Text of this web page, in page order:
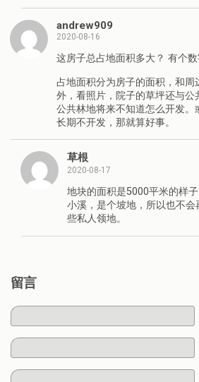
andrew909
2020-08-16
这房子总占地面积多大？ 有个数
占地面积分为房子的面积，和周
外，看照片，院子的草坪还与公
公共林地将来不知道怎么开发。
长期不开发，那就算好事。
草根
2020-08-17
地块的面积是5000平米的样
小溪，是个坡地，所以也不会
些私人领地。
留言